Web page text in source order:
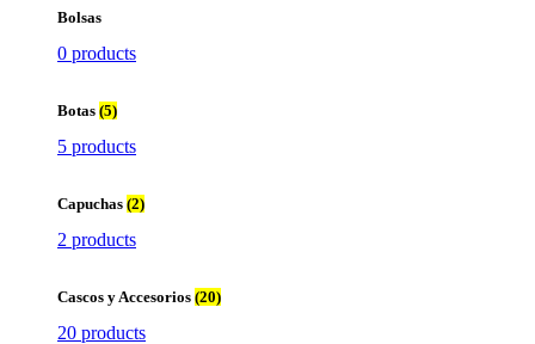
Bolsas
0 products
Botas (5)
5 products
Capuchas (2)
2 products
Cascos y Accesorios (20)
20 products